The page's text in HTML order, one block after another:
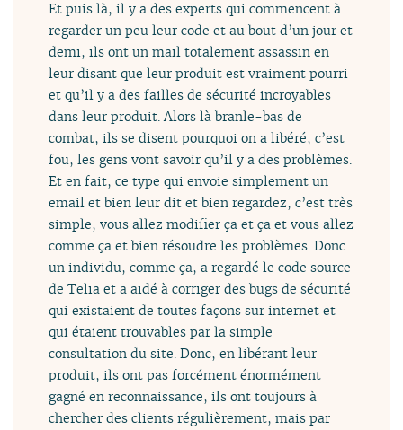
Et puis là, il y a des experts qui commencent à
regarder un peu leur code et au bout d’un jour et
demi, ils ont un mail totalement assassin en
leur disant que leur produit est vraiment pourri
et qu’il y a des failles de sécurité incroyables
dans leur produit. Alors là branle-bas de
combat, ils se disent pourquoi on a libéré, c’est
fou, les gens vont savoir qu’il y a des problèmes.
Et en fait, ce type qui envoie simplement un
email et bien leur dit et bien regardez, c’est très
simple, vous allez modifier ça et ça et vous allez
comme ça et bien résoudre les problèmes. Donc
un individu, comme ça, a regardé le code source
de Telia et a aidé à corriger des bugs de sécurité
qui existaient de toutes façons sur internet et
qui étaient trouvables par la simple
consultation du site. Donc, en libérant leur
produit, ils ont pas forcément énormément
gagné en reconnaissance, ils ont toujours à
chercher des clients régulièrement, mais par